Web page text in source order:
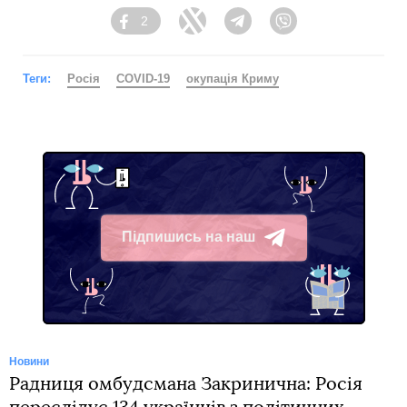
Facebook
2
Twitter TelegramViber
Теги: Росія COVID-19 окупація Криму
Підпишись на наш
Telegram
Новини
Радниця омбудсмана Закринична: Росія